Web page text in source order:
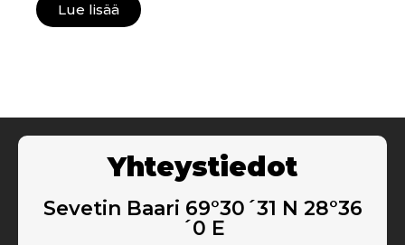
Lue lisää
Yhteystiedot
Sevetin Baari 69°30´31 N 28°36
´0 E